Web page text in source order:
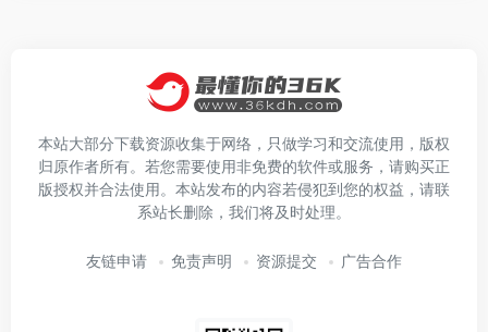
本站大部分下载资源收集于网络，只做学习和交流使用，版权
归原作者所有。若您需要使用非免费的软件或服务，请购买正
版授权并合法使用。本站发布的内容若侵犯到您的权益，请联
系站长删除，我们将及时处理。
友链申请 免责声明 资源提交 广告合作